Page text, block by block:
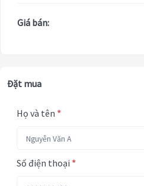
Giá bán:
Đặt mua
Họ và tên *
Số điện thoại *